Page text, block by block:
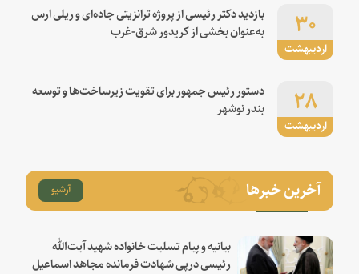
اردیبهشت
۳۰
بازدید دکتر رئیسی از پروژه ترانزیتی جاده‌ای و ریلی ارس
به‌عنوان بخشی از کریدور شرق-غرب
اردیبهشت
۲۸
دستور رئیس جمهور برای تقویت زیرساخت‌ها و توسعه
بندر نوشهر
آخرین خبرها آرشیو
بیانیه و پیام تسلیت خانواده شهید آیت‌الله
رئیسی درپی شهادت فرمانده مجاهد اسماعیل